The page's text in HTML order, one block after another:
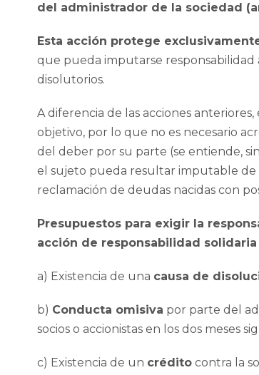
del administrador de la sociedad
Esta acción protege
que pueda imputarse
disolutorios.
A diferencia de las acciones
objetivo, por lo que no es necesario
del deber por su parte (se entiende,
el sujeto pueda resultar imputable de
reclamación de deudas nacidas con
Presupuestos para exigir la
acción de responsabilidad
a) Existencia de una causa de
b) Conducta omisiva por parte del
socios o accionistas en los dos meses
c) Existencia de un crédito contra la